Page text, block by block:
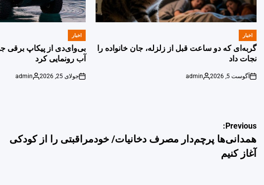
POSTED
IN
اخبار
گربه‌ای که دو ساعت قبل از زلزله، جان خانواده را
نجات داد
on
آگوست 5, 2026
Posted
admin
POSTED
اخبار
بی‌وای‌دی از پیکاپ برقی
آب رونمایی کرد
on
جولای 25, 2026
Posted
admin
راهبری
نوشته
Previous:
همدانی‌ها پرچم‌دار مصرف دخانیات/ خودمراقبتی را از کودکی
آغاز کنیم